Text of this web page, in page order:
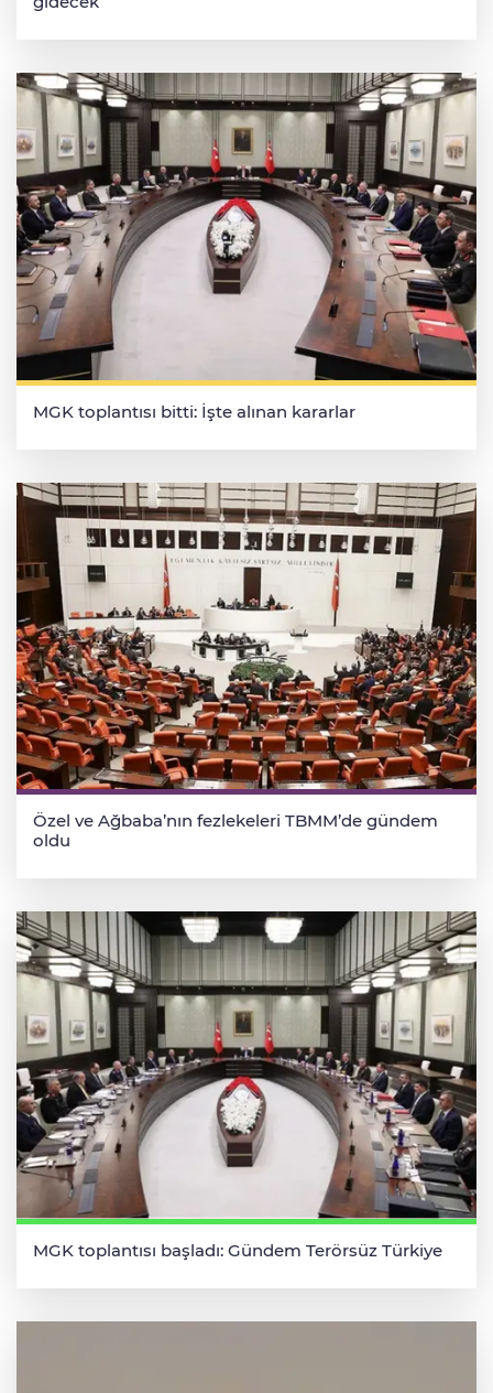
MGK toplantısı bitti: İşte alınan kararlar
Özel ve Ağbaba’nın fezlekeleri TBMM’de gündem
oldu
MGK toplantısı başladı: Gündem Terörsüz Türkiye